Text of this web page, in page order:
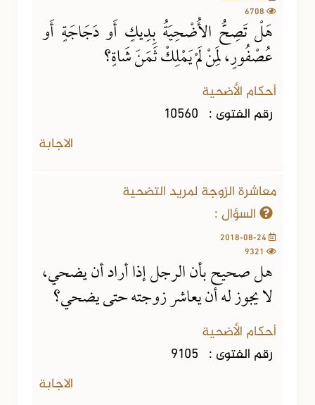
هَلْ تَصِحُّ الأُضْحِيَةُ بِدِيكٍ أَو دَجَاجَةٍ أَو
عُصْفُورٍ، لِمَنْ لَمْ يَمْلِكْ ثَمَنَ شَاةٍ؟
أحكام الأضحية
رقم الفتوى : 10560
الاجابة
معاشرة الزوجة لمريد التضحية
السؤال :
هل صحيح بأن الرجل إذا أراد أن يضحي،
لا يجوز له أن يعاشر زوجته حتى يضحي؟
أحكام الأضحية
رقم الفتوى : 9105
الاجابة